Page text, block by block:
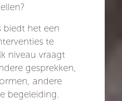
biedt het een
te
niveau vraagt
gesprekken,
andere
begeleiding.